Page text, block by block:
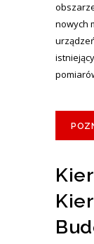
nowych